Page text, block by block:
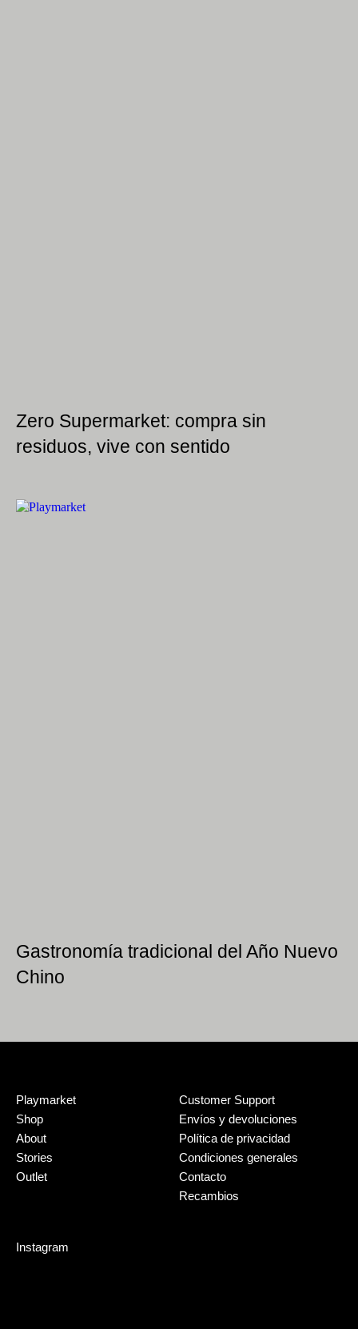
Zero Supermarket: compra sin
residuos, vive con sentido
Gastronomía tradicional del Año Nuevo
Chino
Playmarket
Shop
About
Stories
Outlet
Customer Support
Envíos y devoluciones
Política de privacidad
Condiciones generales
Contacto
Recambios
Instagram